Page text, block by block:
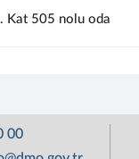
Kat 505 nolu oda
00